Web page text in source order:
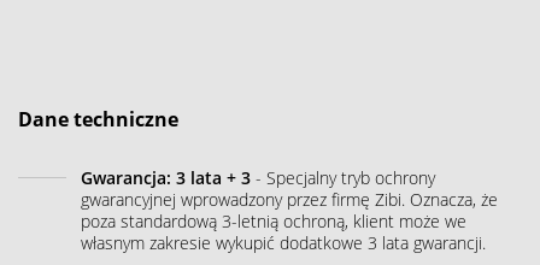
Dane techniczne
Gwarancja: 3 lata + 3 - Specjalny tryb ochrony
gwarancyjnej wprowadzony przez firmę Zibi. Oznacza, że
poza standardową 3-letnią ochroną, klient może we
własnym zakresie wykupić dodatkowe 3 lata gwarancji.